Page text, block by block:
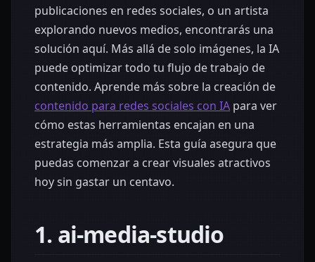
publicaciones en redes sociales, o un artista
explorando nuevos medios, encontrarás una
solución aquí. Más allá de solo imágenes, la IA
puede optimizar todo tu flujo de trabajo de
contenido. Aprende más sobre la creación de
contenido para redes sociales con IA para ver
cómo estas herramientas encajan en una
estrategia más amplia. Esta guía asegura que
puedas comenzar a crear visuales atractivos
hoy sin gastar un centavo.
1. ai-media-studio